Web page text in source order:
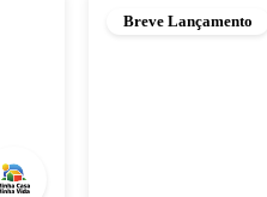
Breve Lançamento